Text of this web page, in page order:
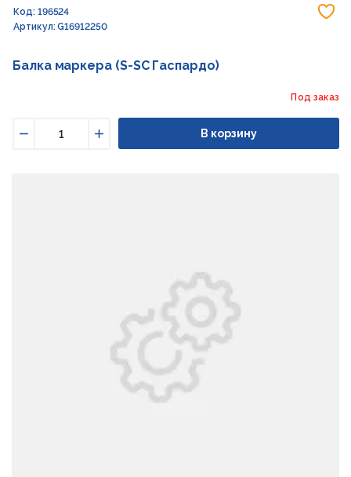
Код: 196524
Артикул: G16912250
Балка маркера (S-SC Гаспардо)
Под заказ
Увеличить
В корзину